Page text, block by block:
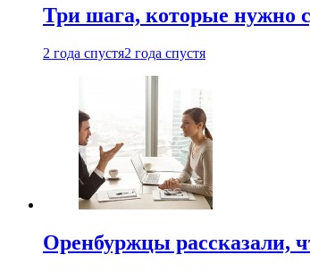
Три шага, которые нужно
2 года спустя2 года спустя
Оренбуржцы рассказали,